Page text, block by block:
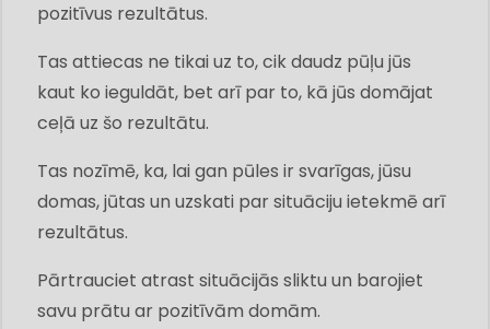
pozitīvus rezultātus.
Tas attiecas ne tikai uz to, cik daudz pūļu jūs
kaut ko ieguldāt, bet arī par to, kā jūs domājat
ceļā uz šo rezultātu.
Tas nozīmē, ka, lai gan pūles ir svarīgas, jūsu
domas, jūtas un uzskati par situāciju ietekmē arī
rezultātus.
Pārtrauciet atrast situācijās sliktu un barojiet
savu prātu ar pozitīvām domām.